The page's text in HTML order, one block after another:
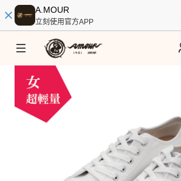
A.MOUR
立刻使用官方APP